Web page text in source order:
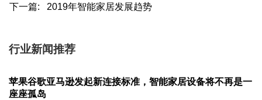
下一篇: 2019年智能家居发展趋势
行业新闻推荐
苹果谷歌亚马逊发起新连接标准，智能家居设备将不再是一
座座孤岛